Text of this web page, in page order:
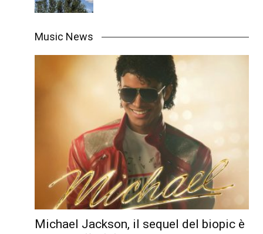
Music News
Michael Jackson, il sequel del biopic è